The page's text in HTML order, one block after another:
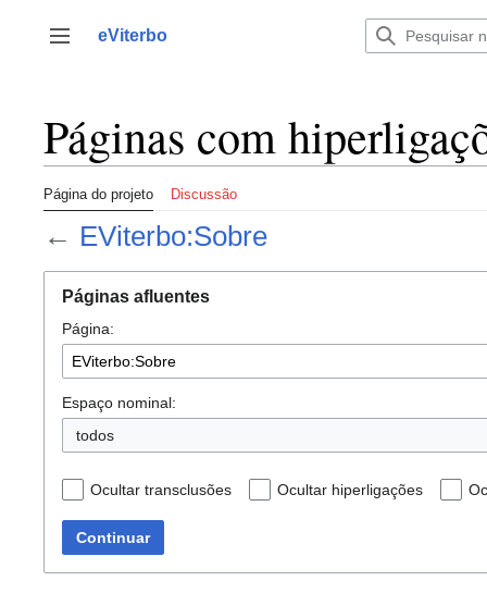
para
Alternar barra lateral
eViterbo
Páginas com
Página do projeto Discussão
← EViterbo:Sobre
Páginas afluentes
Página:
Espaço nominal:
todos
Ocultar transclusões Ocultar hiperligações
Continuar